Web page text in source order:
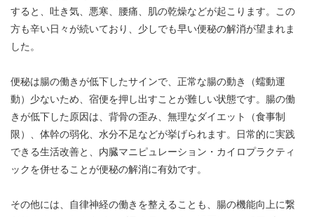
すると、吐き気、悪寒、腰痛、肌の乾燥などが起こります。この
方も辛い日々が続いており、少しでも早い便秘の解消が望まれま
した。
便秘は腸の働きが低下したサインで、正常な腸の動き（蠕動運
動）少ないため、宿便を押し出すことが難しい状態です。腸の働
きが低下した原因は、背骨の歪み、無理なダイエット（食事制
限）、体幹の弱化、水分不足などが挙げられます。日常的に実践
できる生活改善と、内臓マニピュレーション・カイロプラクティ
ックを併せることが便秘の解消に有効です。
その他には、自律神経の働きを整えることも、腸の機能向上に繋